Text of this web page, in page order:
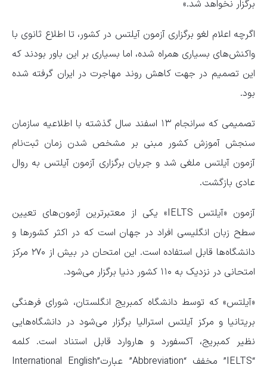
برگزار نخواهد شد.»
اگرچه اعلام لغو برگزاری آزمون آیلتس در کشور، تا اطلاع ثانوی با
واکنش‌های بسیاری همراه شده، اما بسیاری بر این باور بودند که
این تصمیم در جهت کاهش روند مهاجرت در ایران گرفته شده
بود.
تصمیمی که سرانجام ۱۳ اسفند سال گذشته با اطلاعیه سازمان
سنجش آموزش کشور مبنی بر مشخص شدن زمان ثبت‌نام
آزمون آیلتس ملغی شد و جریان برگزاری آزمون آیلتس به روال
عادی بازگشت.
آزمون «آیلتس IELTS» یکی از معتبرترین آزمون‌های تعیین
سطح زبان انگلیسی افراد در جهان است که در اکثر کشور‌ها و
دانشگاه‌ها قابل استفاده است. این امتحان در بیش از ۲۷۰ مرکز
امتحانی در نزدیک به ۱۱۰ کشور دنیا برگزار می‌شود.
«آیلتس» که توسط دانشگاه کمبریج انگلستان، شورای فرهنگی
بریتانیا و مرکز آیلتس استرالیا برگزار می‌شود در دانشگاه‌هایی
نظیر کمبریج، آکسفورد و هاروارد قابل استناد است. کلمه
“IELTS” مخفف “Abbreviation” عبارت”International English